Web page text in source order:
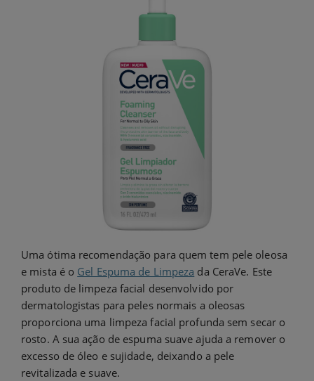
Uma ótima recomendação para quem tem pele oleosa
e mista é o Gel Espuma de Limpeza da CeraVe. Este
produto de limpeza facial desenvolvido por
dermatologistas para peles normais a oleosas
proporciona uma limpeza facial profunda sem secar o
rosto. A sua ação de espuma suave ajuda a remover o
excesso de óleo e sujidade, deixando a pele
revitalizada e suave.